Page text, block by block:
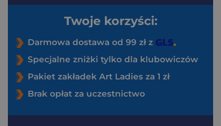
Twoje korzyści:
Darmowa dostawa od 99 zł z
Specjalne zniżki tylko dla klubowiczów
Pakiet zakładek Art Ladies za 1 zł
Brak opłat za uczestnictwo